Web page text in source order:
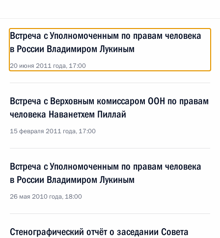
Встреча с Уполномоченным по правам человека
в России Владимиром Лукиным
20 июня 2011 года, 17:00
Встреча с Верховным комиссаром ООН по правам
человека Наванетхем Пиллай
15 февраля 2011 года, 17:00
Встреча с Уполномоченным по правам человека
в России Владимиром Лукиным
26 мая 2010 года, 18:00
Стенографический отчёт о заседании Совета